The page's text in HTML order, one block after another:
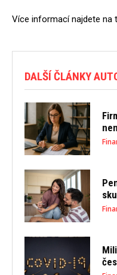
Více informací najdete na
DALŠÍ ČLÁNKY